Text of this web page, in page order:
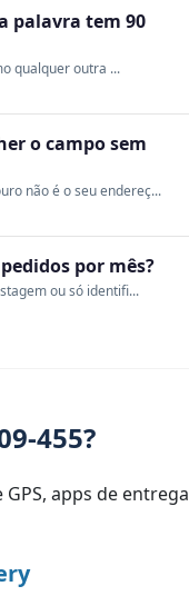
palavra tem 90
qualquer outra ...
o campo sem
não é o seu endereç...
por mês?
ou só identifi...
455?
apps de entrega